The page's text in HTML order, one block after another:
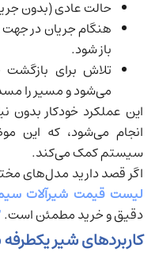
حالت عادی (بدون
هنگام جریان در
باز شود.
تلاش برای
می‌شود و مسیر را
این عملکرد خودکار بدون
انجام می‌شود، که این
سیستم کمک می‌کند.
اگر قصد دارید مدل‌های
لیست قیمت شیرآلات سیم
دقیق و خرید مطمئن است.
کاربردهای شیر یکطرفه